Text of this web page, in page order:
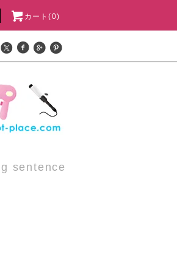
カート(0)
sentence